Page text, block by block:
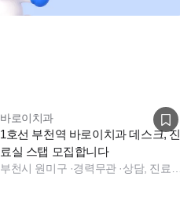
바로이치과
1호선 부천역 바로이치과 데스크, 진
료실 스탭 모집합니다
부천시 원미구 ·경력무관·